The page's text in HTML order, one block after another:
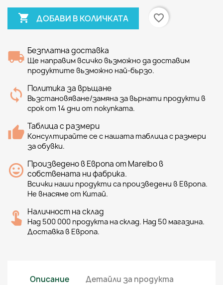
 ДОБАВИ В КОЛИЧКАТА favorite_border
Безплатна доставка
Ще направим всичко възможно да доставим
продуктите възможно най-бързо.
Политика за връщане
Възстановяване/замяна за върнати продукти в
срок от 14 дни от покупката.
Таблица с размери
Консултирайте се с нашата таблица с размери
за обувки.
Произведено в Европа от Marelbo в
собствената ни фабрика.
Всички наши продукти са произведени в Европа.
Не внасяме от Китай.
Наличност на склад
Над 500 000 продукта на склад. Над 50 магазина.
Доставка в Европа.
Описание Детайли за продукта